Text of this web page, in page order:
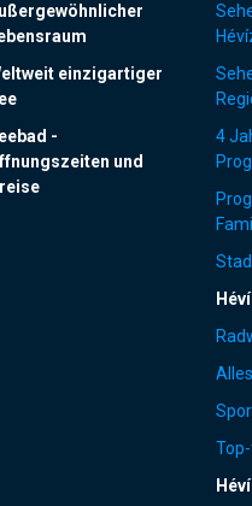
einzigartiger
-
und
4